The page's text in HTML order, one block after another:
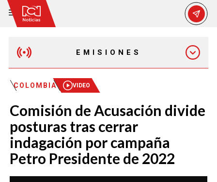
EMISIONES
MAÑANA EXPRESS
EMISIÓN 12:30 PM
EMISIÓN 7:00 PM
EMISIÓN 11:30 PM
COLOMBIA VIDEO
Comisión de Acusación divide
posturas tras cerrar
indagación por campaña
Petro Presidente de 2022